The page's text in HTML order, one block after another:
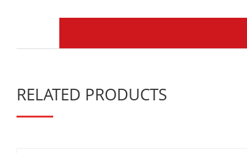
RELATED PRODUCTS